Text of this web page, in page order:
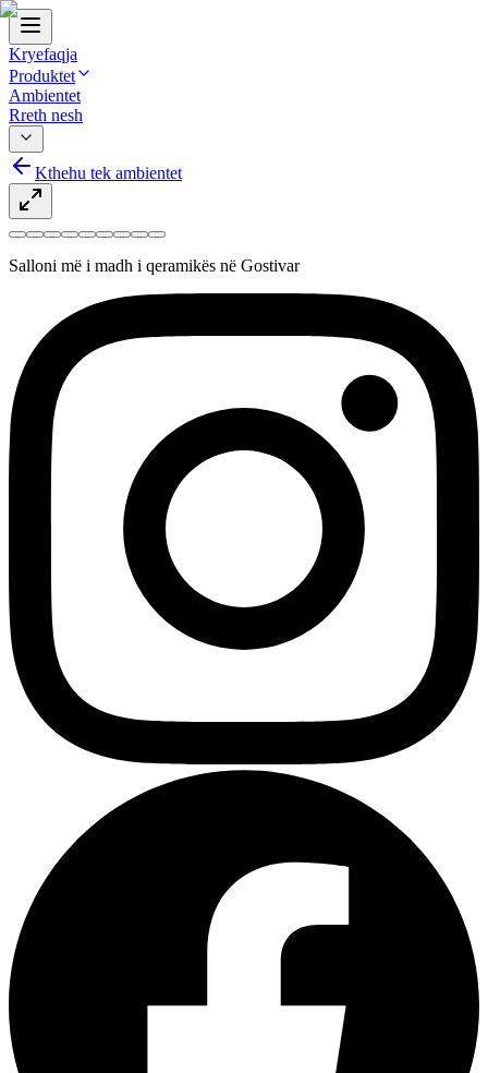
Kryefaqja
Produktet
Ambientet
Rreth nesh
Kthehu tek ambientet
Salloni më i madh i qeramikës në Gostivar